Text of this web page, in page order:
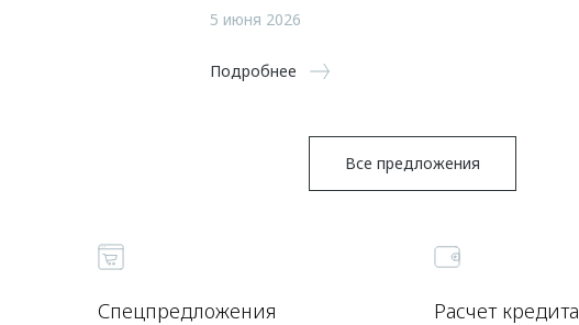
5 июня 2026
Подробнее
Все предложения
Спецпредложения Расчет кредита